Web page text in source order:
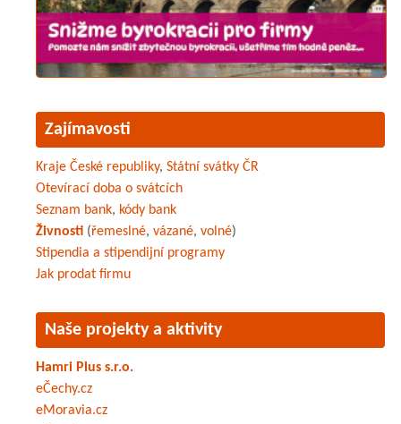
Zajímavosti
Kraje České republiky, Státní svátky ČR
Otevírací doba o svátcích
Seznam bank, kódy bank
Živnosti (řemeslné, vázané, volné)
Stipendia a stipendijní programy
Jak prodat firmu
Naše projekty a aktivity
Hamri Plus s.r.o.
eČechy.cz
eMoravia.cz